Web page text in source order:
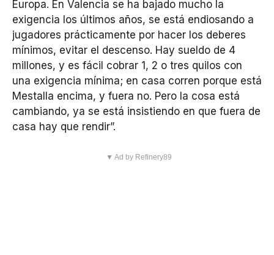
Europa. En Valencia se ha bajado mucho la
exigencia los últimos años, se está endiosando a
jugadores prácticamente por hacer los deberes
mínimos, evitar el descenso. Hay sueldo de 4
millones, y es fácil cobrar 1, 2 o tres quilos con
una exigencia mínima; en casa corren porque está
Mestalla encima, y fuera no. Pero la cosa está
cambiando, ya se está insistiendo en que fuera de
casa hay que rendir”.
▼ Ad by Refinery89